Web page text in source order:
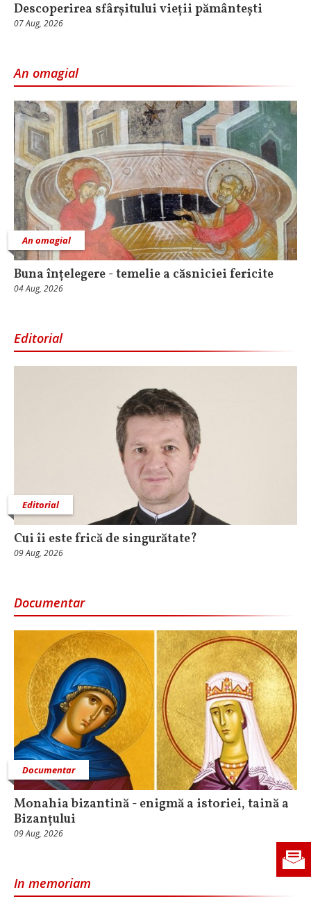
Descoperirea sfârșitului vieții pământești
07 Aug, 2026
An omagial
An omagial
Buna înțelegere - temelie a căsniciei fericite
04 Aug, 2026
Editorial
Editorial
Cui îi este frică de singurătate?
09 Aug, 2026
Documentar
Documentar
Monahia bizantină - enigmă a istoriei, taină a
Bizanțului
09 Aug, 2026
In memoriam